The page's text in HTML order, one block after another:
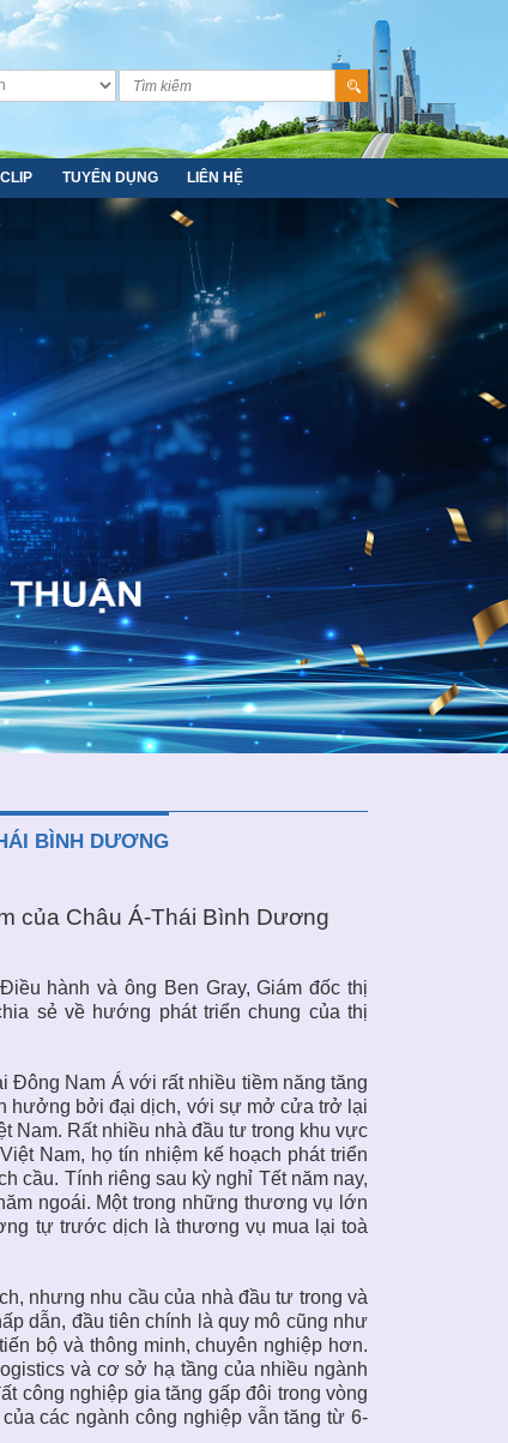
TUYỂN DỤNG LIÊN HỆ
BÌNH DƯƠNG
của Châu Á-Thái Bình Dương
hành và ông Ben Gray, Giám đốc thị
sẻ về hướng phát triển chung của thị
Đông Nam Á với rất nhiều tiềm năng tăng
hưởng bởi đại dịch, với sự mở cửa trở lại
Nam. Rất nhiều nhà đầu tư trong khu vực
Nam, họ tín nhiệm kế hoạch phát triển
cầu. Tính riêng sau kỳ nghỉ Tết năm nay,
ngoái. Một trong những thương vụ lớn
tự trước dịch là thương vụ mua lại toà
nhưng nhu cầu của nhà đầu tư trong và
dẫn, đầu tiên chính là quy mô cũng như
bộ và thông minh, chuyên nghiệp hơn.
và cơ sở hạ tầng của nhiều ngành
công nghiệp gia tăng gấp đôi trong vòng
các ngành công nghiệp vẫn tăng từ 6-